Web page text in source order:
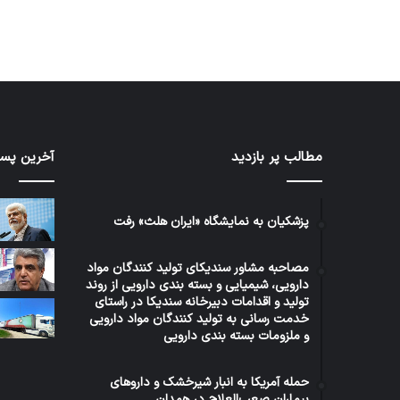
مطالب پر بازدید
پزشکیان به نمایشگاه «ایران هلث» رفت
مصاحبه مشاور سندیکای تولید کنندگان مواد
دارویی، شیمیایی و بسته بندی دارویی از روند
تولید و اقدامات دبیرخانه سندیکا در راستای
خدمت رسانی به تولید کنندگان مواد دارویی
و ملزومات بسته بندی دارویی
حمله آمریکا به انبار شیرخشک و داروهای
آخرین
کاروان
غذا
و
با
بدرقه
رئیس
سازمان
عازم
عالیات
1 هفته پیش
کاروان اربعین سازمان غذا و دارو با
بدرقه رئیس سازمان عازم عتبات
عالیات شد.
رئیس
و
بیماران
3 روز پیش